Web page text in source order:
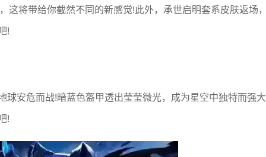
这将带给你截然不同的新感觉!此外，承世启明套系皮肤返场，
!
球安危而战!暗蓝色盔甲透出莹莹微光，成为星空中独特而强大
!